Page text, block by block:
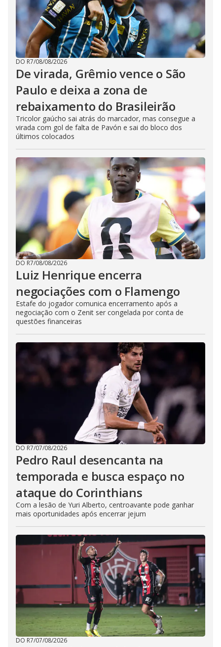
DO R7/08/08/2026
De virada, Grêmio vence o São
Paulo e deixa a zona de
rebaixamento do Brasileirão
Tricolor gaúcho sai atrás do marcador, mas consegue a
virada com gol de falta de Pavón e sai do bloco dos
últimos colocados
DO R7/08/08/2026
Luiz Henrique encerra
negociações com o Flamengo
Estafe do jogador comunica encerramento após a
negociação com o Zenit ser congelada por conta de
questões financeiras
DO R7/07/08/2026
Pedro Raul desencanta na
temporada e busca espaço no
ataque do Corinthians
Com a lesão de Yuri Alberto, centroavante pode ganhar
mais oportunidades após encerrar jejum
DO R7/07/08/2026